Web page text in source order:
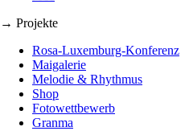
→ Projekte
Rosa-Luxemburg-Konferenz
Maigalerie
Melodie & Rhythmus
Shop
Fotowettbewerb
Granma